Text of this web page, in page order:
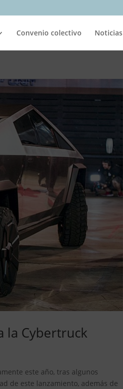
Convenio colectivo Noticias
la Cybertruck
este año, tras algunos
de este lanzamiento, además de